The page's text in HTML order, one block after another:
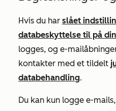
Hvis du har slået
databeskyttelse til på
logges, og e-
kontakter med et tildelt
databehandling.
Du kan kun logge e-